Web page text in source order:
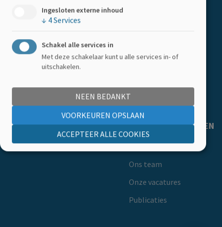
MS-LIGA VLAANDEREN
Over ons
Ons team
Onze vacatures
Publicaties
Ingesloten externe inhoud
↓ 4Services
Schakel alle services in
Met deze schakelaar kunt u alle services in- of
uitschakelen.
NEEN BEDANKT
VOORKEUREN OPSLAAN
ACCEPTEER ALLE COOKIES